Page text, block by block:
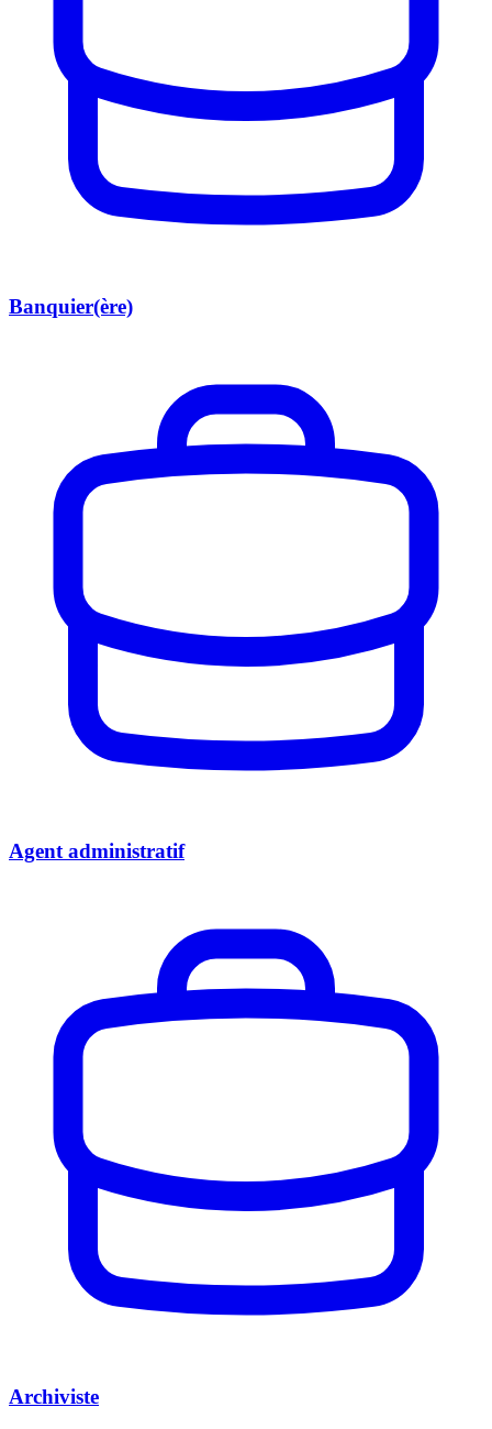
Banquier(ère)
Agent administratif
Archiviste